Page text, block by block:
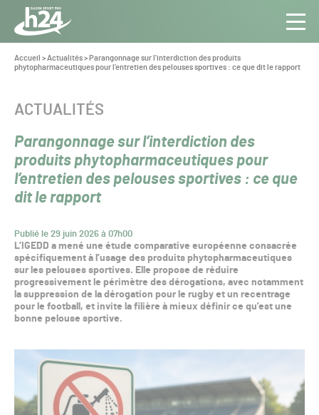
Panneau de gestion des cookies
Aller au contenu
Toute
l’info
du Gazon
Vous
êtes
Accueil >Actualités> Parangonnage sur l’interdiction des produits
phytopharmaceutiques pour l’entretien des pelouses sportives : ce que dit le rapport
Parangonnage sur l’interdiction des
produits phytopharmaceutiques pour
l’entretien des pelouses sportives : ce que
dit le rapport
Publié le 29 juin 2026 à 07h00
CATÉGORIE :
ACTUALITÉS
L’IGEDD a mené une étude comparative européenne consacrée
spécifiquement à l’usage des produits phytopharmaceutiques
sur les pelouses sportives. Elle propose de réduire
progressivement le périmètre des dérogations, avec notamment
la suppression de la dérogation pour le rugby et un recentrage
pour le football, et invite la filière à mieux définir ce qu’est une
bonne pelouse sportive.